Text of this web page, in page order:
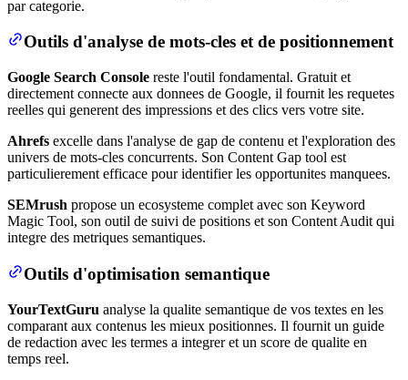
par categorie.
Outils d'analyse de mots-cles et de positionnement
Google Search Console reste l'outil fondamental. Gratuit et
directement connecte aux donnees de Google, il fournit les requetes
reelles qui generent des impressions et des clics vers votre site.
Ahrefs excelle dans l'analyse de gap de contenu et l'exploration des
univers de mots-cles concurrents. Son Content Gap tool est
particulierement efficace pour identifier les opportunites manquees.
SEMrush propose un ecosysteme complet avec son Keyword
Magic Tool, son outil de suivi de positions et son Content Audit qui
integre des metriques semantiques.
Outils d'optimisation semantique
YourTextGuru analyse la qualite semantique de vos textes en les
comparant aux contenus les mieux positionnes. Il fournit un guide
de redaction avec les termes a integrer et un score de qualite en
temps reel.